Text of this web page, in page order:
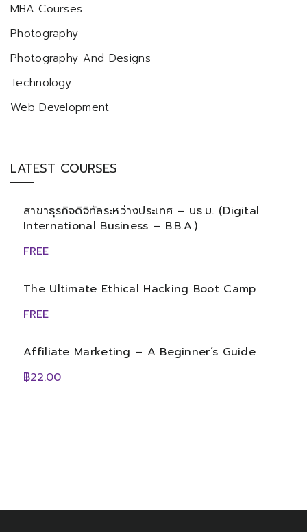
MBA Courses
Photography
Photography And Designs
Technology
Web Development
LATEST COURSES
สาขาธุรกิจดิจิทัลระหว่างประเทศ – บธ.บ. (Digital
International Business – B.B.A.)
FREE
The Ultimate Ethical Hacking Boot Camp
FREE
Affiliate Marketing – A Beginner’s Guide
฿22.00